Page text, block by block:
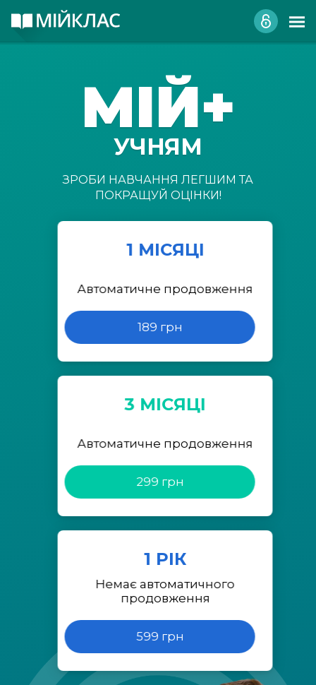
МІЙ+
УЧНЯМ
ЗРОБИ НАВЧАННЯ ЛЕГШИМ ТА
ПОКРАЩУЙ ОЦІНКИ!
1 МІСЯЦІ
Автоматичне продовження
189 грн
3 МІСЯЦІ
Автоматичне продовження
299 грн
1 РІК
Немає автоматичного
продовження
599 грн